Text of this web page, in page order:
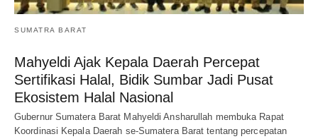
SUMATRA BARAT
Mahyeldi Ajak Kepala Daerah Percepat
Sertifikasi Halal, Bidik Sumbar Jadi Pusat
Ekosistem Halal Nasional
Gubernur Sumatera Barat Mahyeldi Ansharullah membuka Rapat
Koordinasi Kepala Daerah se-Sumatera Barat tentang percepatan